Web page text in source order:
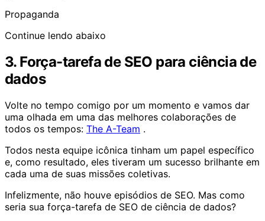
Propaganda
Continue lendo abaixo
3. Força-tarefa de SEO para ciência de
dados
Volte no tempo comigo por um momento e vamos dar
uma olhada em uma das melhores colaborações de
todos os tempos: The A-Team .
Todos nesta equipe icônica tinham um papel específico
e, como resultado, eles tiveram um sucesso brilhante em
cada uma de suas missões coletivas.
Infelizmente, não houve episódios de SEO. Mas como
seria sua força-tarefa de SEO de ciência de dados?